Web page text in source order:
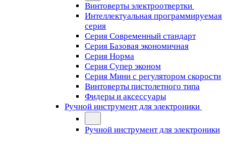
Винтоверты электроотвертки
Интеллектуальная программируемая
серия
Серия Современный стандарт
Серия Базовая экономичная
Серия Норма
Серия Cупер эконом
Серия Мини с регулятором скорости
Винтоверты пистолетного типа
Фидеры и аксессуары
Ручной инструмент для электроники
Ручной инструмент для электроники